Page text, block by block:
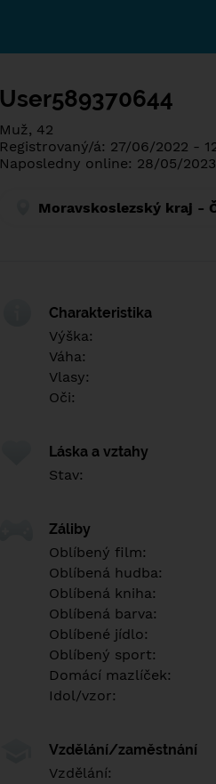
User589370644
Muž, 42
Registrovaný/á: 27/06/2022 -
Naposledny online: 28/05/
Moravskoslezský kraj -
Charakteristika
Výška:
Váha:
Vlasy:
Oči:
Láska a vztahy
Stav:
Záliby
Oblíbený film:
Oblíbená hudba:
Oblíbená kniha:
Oblíbená barva:
Oblíbené jídlo:
Oblíbený sport:
Domácí mazlíček:
Idol/vzor:
Vzdělání/zaměstnání
Vzdělání: